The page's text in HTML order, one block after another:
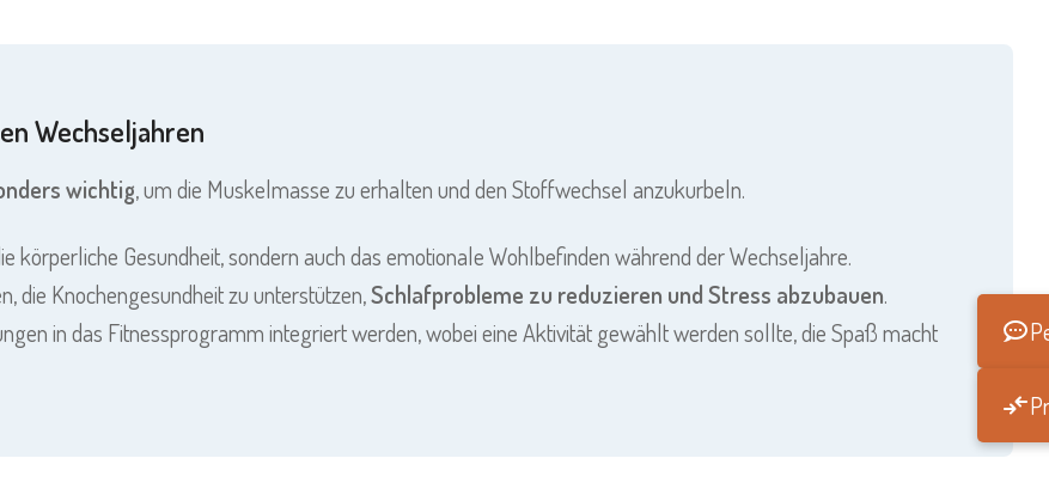
Wechseljahren
wichtig, um die Muskelmasse zu erhalten und den Stoffwechsel anzukurbeln.
Gesundheit, sondern auch das emotionale Wohlbefinden während der Wechseljahre.
die Knochengesundheit zu unterstützen,Schlafprobleme zu reduzieren und Stress abzubauen.
in das Fitnessprogramm integriert werden, wobei eine Aktivität gewählt werden sollte, die Spaß macht